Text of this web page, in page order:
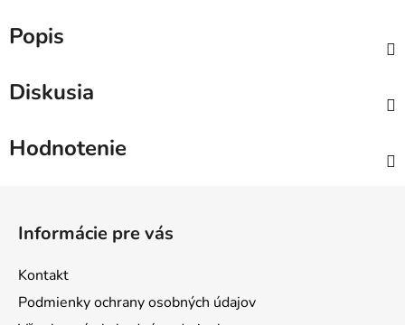
Popis
Diskusia
Hodnotenie
Informácie pre vás
Kontakt
Podmienky ochrany osobných údajov